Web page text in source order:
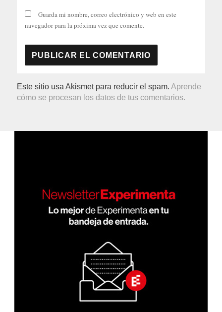
Guarda mi nombre, correo electrónico y web en este
navegador para la próxima vez que comente.
Este sitio usa Akismet para reducir el spam.Aprende
cómo se procesan los datos de tus comentarios.